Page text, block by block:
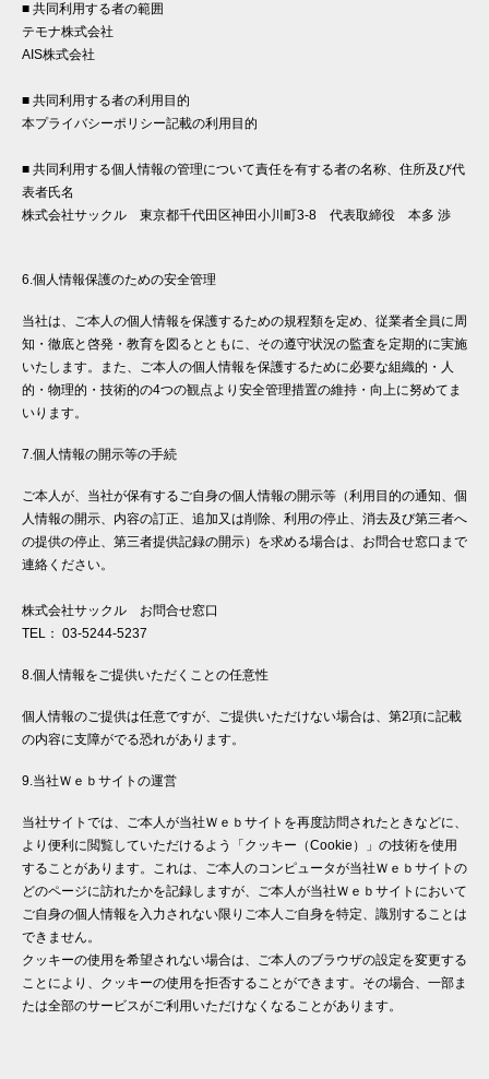
■ 共同利用する者の範囲
テモナ株式会社
AIS株式会社
■ 共同利用する者の利用目的
本プライバシーポリシー記載の利用目的
■ 共同利用する個人情報の管理について責任を有する者の名称、住所及び代
表者氏名
株式会社サックル 東京都千代田区神田小川町3-8 代表取締役 本多 渉
6.個人情報保護のための安全管理
当社は、ご本人の個人情報を保護するための規程類を定め、従業者全員に周
知・徹底と啓発・教育を図るとともに、その遵守状況の監査を定期的に実施
いたします。また、ご本人の個人情報を保護するために必要な組織的・人
的・物理的・技術的の4つの観点より安全管理措置の維持・向上に努めてま
いります。
7.個人情報の開示等の手続
ご本人が、当社が保有するご自身の個人情報の開示等（利用目的の通知、個
人情報の開示、内容の訂正、追加又は削除、利用の停止、消去及び第三者へ
の提供の停止、第三者提供記録の開示）を求める場合は、お問合せ窓口まで
連絡ください。
株式会社サックル お問合せ窓口
TEL： 03-5244-5237
8.個人情報をご提供いただくことの任意性
個人情報のご提供は任意ですが、ご提供いただけない場合は、第2項に記載
の内容に支障がでる恐れがあります。
9.当社Ｗｅｂサイトの運営
当社サイトでは、ご本人が当社Ｗｅｂサイトを再度訪問されたときなどに、
より便利に閲覧していただけるよう「クッキー（Cookie）」の技術を使用
することがあります。これは、ご本人のコンピュータが当社Ｗｅｂサイトの
どのページに訪れたかを記録しますが、ご本人が当社Ｗｅｂサイトにおいて
ご自身の個人情報を入力されない限りご本人ご自身を特定、識別することは
できません。
クッキーの使用を希望されない場合は、ご本人のブラウザの設定を変更する
ことにより、クッキーの使用を拒否することができます。その場合、一部ま
たは全部のサービスがご利用いただけなくなることがあります。